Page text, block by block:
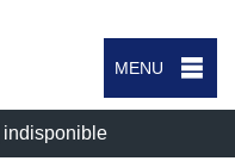
MENU
indisponible